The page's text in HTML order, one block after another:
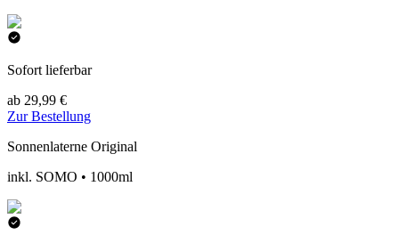
Sofort lieferbar
ab 29,99 €
Zur Bestellung
Sonnenlaterne Original
inkl. SOMO • 1000ml